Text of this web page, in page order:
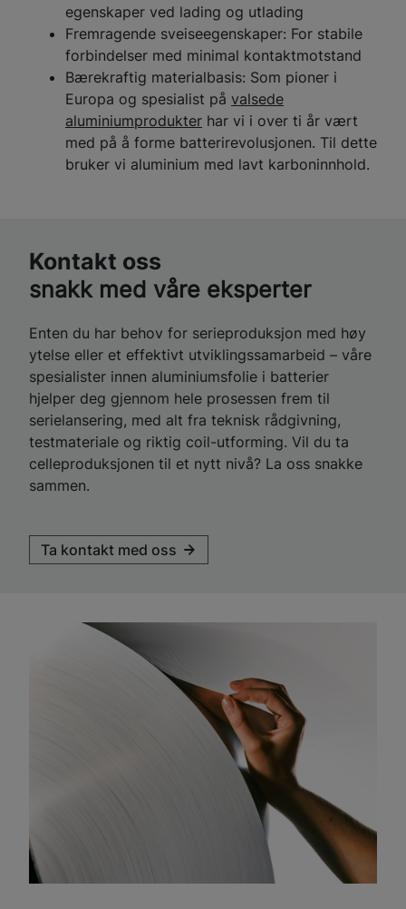
egenskaper ved lading og utlading
Fremragende sveiseegenskaper: For stabile
forbindelser med minimal kontaktmotstand
Bærekraftig materialbasis: Som pioner i
Europa og spesialist på valsede
aluminiumprodukter har vi i over ti år vært
med på å forme batterirevolusjonen. Til dette
bruker vi aluminium med lavt karboninnhold.
Kontakt oss
snakk med våre eksperter
Enten du har behov for serieproduksjon med høy
ytelse eller et effektivt utviklingssamarbeid – våre
spesialister innen aluminiumsfolie i batterier
hjelper deg gjennom hele prosessen frem til
serielansering, med alt fra teknisk rådgivning,
testmateriale og riktig coil-utforming. Vil du ta
celleproduksjonen til et nytt nivå? La oss snakke
sammen.
Ta kontakt med oss